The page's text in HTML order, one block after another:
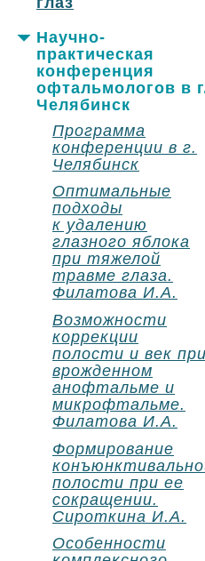
Научно-
практическая
конференция
офтальмологов в
Челябинск
Программа
конференции в г.
Челябинск
Оптимальные
подходы
к удалению
глазного яблока
при тяжелой
травме глаза.
Филатова И.А.
Возможности
коррекции
полости и век при
врожденном
анофтальме и
микрофтальме.
Филатова И.А.
Формирование
полости при ее
сокращении.
Сироткина И.А.
Особенности